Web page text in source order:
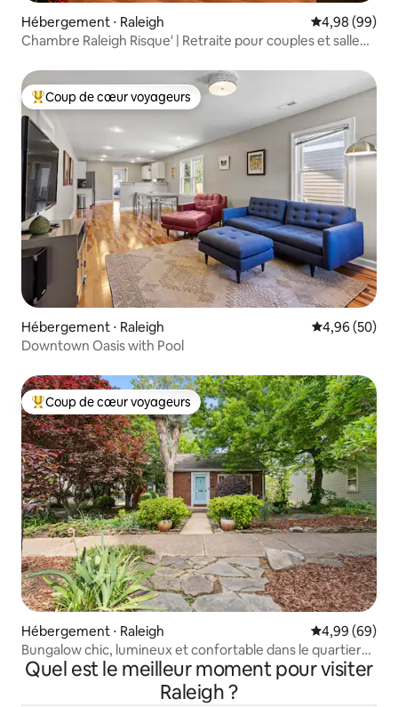
Hébergement ⋅ Raleigh Évaluation
4,98 (99)
Chambre Raleigh Risque' | Retraite pour couples et salle
Coups de cœur voyageurs les plus appréciés
Coup de cœur voyageurs
Hébergement ⋅ Raleigh Évaluation
4,96 (50)
Downtown Oasis with Pool
Coups de cœur voyageurs les plus appréciés
Coup de cœur voyageurs
Hébergement ⋅ Raleigh Évaluation
4,99 (69)
Bungalow chic, lumineux et confortable dans le quartier
historique d'Oakwood
Quel est le meilleur moment pour visiter
Raleigh ?